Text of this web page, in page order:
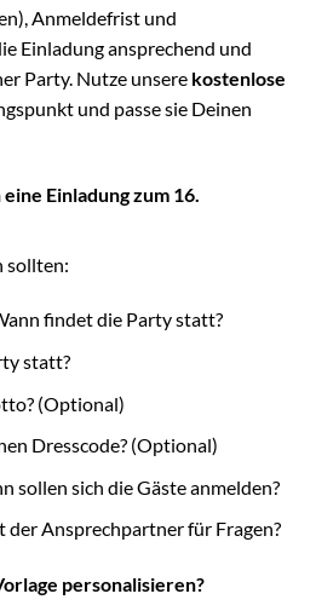
Anmeldefrist und
Einladung ansprechend und
Party. Nutze unsere kostenlose
und passe sie Deinen
Einladung zum 16.
sollten:
findet die Party statt?
statt?
(Optional)
Dresscode? (Optional)
sollen sich die Gäste anmelden?
der Ansprechpartner für Fragen?
personalisieren?